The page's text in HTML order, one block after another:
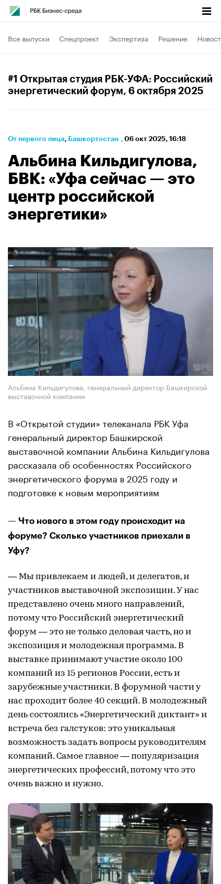
Все выпуски Спецпроект Экспертиза Решение
#1 Открытая студия РБК-УФА: Российский
энергетический форум, 6 октября 2025
От первого лица⁠, Башкортостан , 06 окт 2025, 16:18
Альбина Кильдигулова,
БВК: «Уфа сейчас — это
центр российской
энергетики»
Альбина Кильдигулова, генеральный директор Башкирской
выставочной компании
В «Открытой студии» телеканала РБК Уфа
генеральный директор Башкирской
выставочной компании Альбина Кильдигулова
рассказала об особенностях Российского
энергетического форума в 2025 году и
подготовке к новым мероприятиям
— Что нового в этом году происходит на
форуме? Сколько участников приехали в
Уфу?
— Мы привлекаем и людей, и делегатов, и
участников выставочной экспозиции. У нас
представлено очень много направлений,
потому что Российский энергетический
форум — это не только деловая часть, но и
экспозиция и молодежная программа. В
выставке принимают участие около 100
компаний из 15 регионов России, есть и
зарубежные участники. В форумной части у
нас проходит более 40 секций. В молодежный
день состоялись «Энергетический диктант» и
встреча без галстуков: это уникальная
возможность задать вопросы руководителям
компаний. Самое главное — популяризация
энергетических профессий, потому что это
очень важно и нужно.